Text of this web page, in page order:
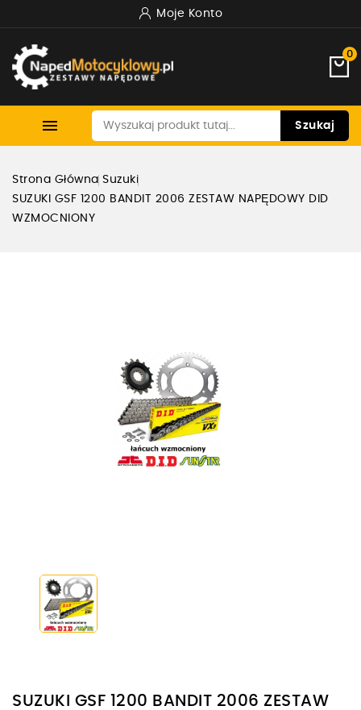
Moje Konto
0
 Szukaj
Strona Główna Suzuki
SUZUKI GSF 1200 BANDIT 2006 ZESTAW NAPĘDOWY DID
WZMOCNIONY
SUZUKI GSF 1200 BANDIT 2006 ZESTAW